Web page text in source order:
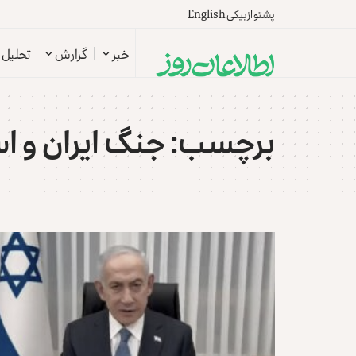
پشتوازبیکیEnglish
خبر گزارش تحلیل
برچسب:جنگ ایران و